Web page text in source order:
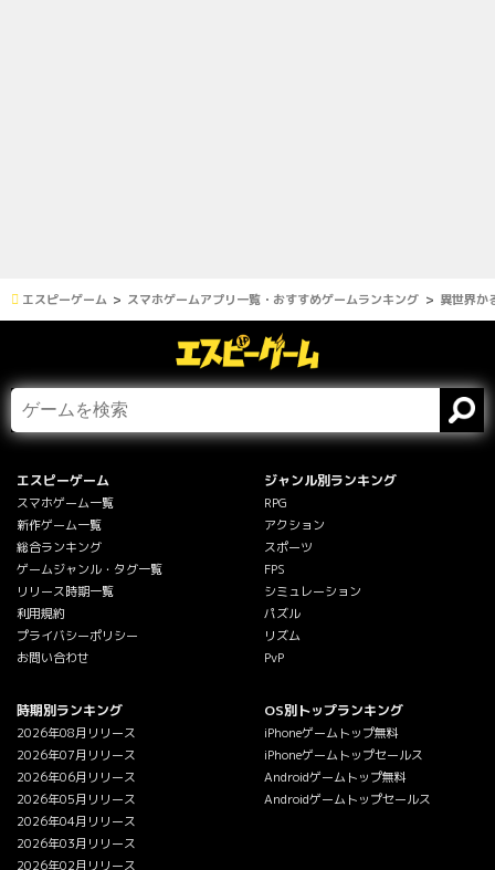
エスピーゲーム スマホゲームアプリ一覧・おすすめゲームランキング 異世界か
エスピーゲーム
スマホゲーム一覧
新作ゲーム一覧
総合ランキング
ゲームジャンル・タグ一覧
リリース時期一覧
利用規約
プライバシーポリシー
お問い合わせ
ジャンル別ランキング
RPG
アクション
スポーツ
FPS
シミュレーション
パズル
リズム
PvP
時期別ランキング
2026年08月リリース
2026年07月リリース
2026年06月リリース
2026年05月リリース
2026年04月リリース
2026年03月リリース
2026年02月リリース
OS別トップランキング
iPhoneゲームトップ無料
iPhoneゲームトップセールス
Androidゲームトップ無料
Androidゲームトップセールス